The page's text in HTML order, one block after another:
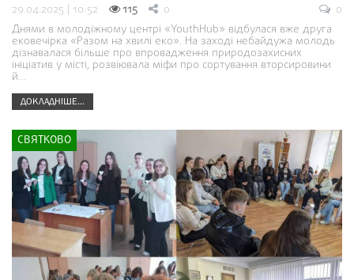
29.04.2025 | 10:52 115 0
0
Днями в молодіжному центрі «YouthHub» відбулася вже друга
ековечірка «Разом на хвилі еко». На заході небайдужа молодь
дізнавалася більше про впровадження природозахисних
ініціатив у місті, розвіювала міфи про сортування вторсировини
й…
ДОКЛАДНІШЕ...
СВЯТКОВО